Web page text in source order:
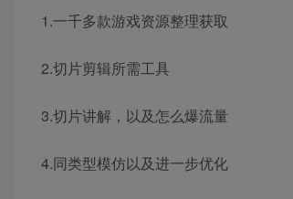
1.一千多款游戏资源整理获取
2.切片剪辑所需工具
3.切片讲解，以及怎么爆流量
4.同类型模仿以及进一步优化